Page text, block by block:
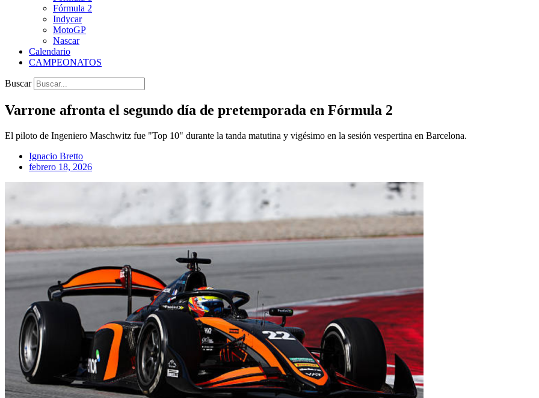
Fórmula 2
Indycar
MotoGP
Nascar
Calendario
CAMPEONATOS
Buscar
Varrone afronta el segundo día de pretemporada en Fórmula 2
El piloto de Ingeniero Maschwitz fue "Top 10" durante la tanda matutina y vigésimo en la sesión vespertina en Barcelona.
Ignacio Bretto
febrero 18, 2026